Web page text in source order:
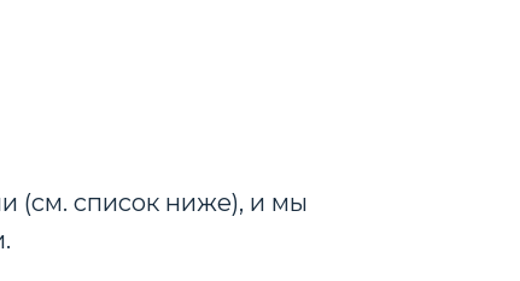
(см. список ниже), и мы